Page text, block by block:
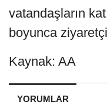
vatandaşların
boyunca
Kaynak: AA
YORUMLAR